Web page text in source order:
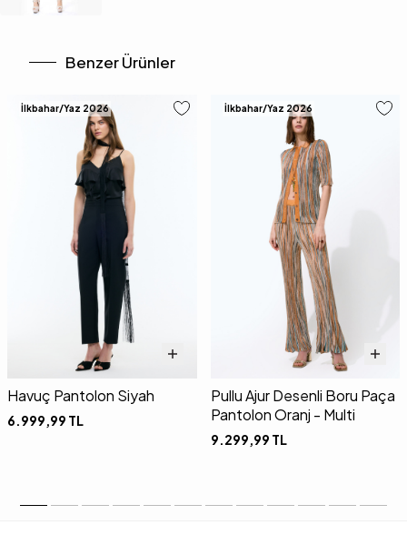
Benzer Ürünler
İlkbahar/Yaz 2026
Havuç Pantolon Siyah
6.999,99 TL
İlkbahar/Yaz 2026
Pullu Ajur Desenli Boru Paça
Pantolon Oranj - Multi
9.299,99 TL